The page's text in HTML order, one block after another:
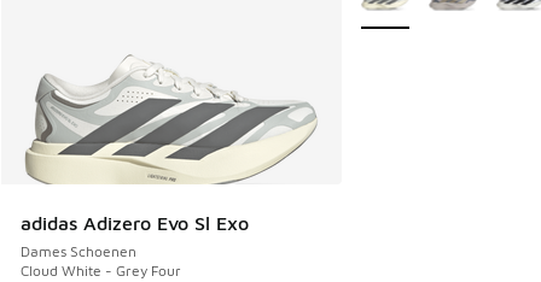
adidas Adizero Evo Sl Exo
Dames Schoenen
Cloud White - Grey Four